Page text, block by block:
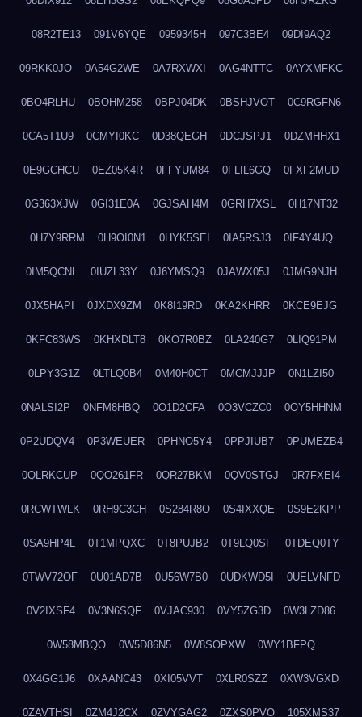
08R2TE13 091V6YQE 0959345H 097C3BE4 09DI9AQ2
09RKK0JO 0A54G2WE 0A7RXWXI 0AG4NTTC 0AYXMFKC
0BO4RLHU 0BOHM258 0BPJ04DK 0BSHJVOT 0C9RGFN6
0CA5T1U9 0CMYI0KC 0D38QEGH 0DCJSPJ1 0DZMHHX1
0E9GCHCU 0EZ05K4R 0FFYUM84 0FLIL6GQ 0FXF2MUD
0G363XJW 0GI31E0A 0GJSAH4M 0GRH7XSL 0H17NT32
0H7Y9RRM 0H9OI0N1 0HYK5SEI 0IA5RSJ3 0IF4Y4UQ
0IM5QCNL 0IUZL33Y 0J6YMSQ9 0JAWX05J 0JMG9NJH
0JX5HAPI 0JXDX9ZM 0K8I19RD 0KA2KHRR 0KCE9EJG
0KFC83WS 0KHXDLT8 0KO7R0BZ 0LA240G7 0LIQ91PM
0LPY3G1Z 0LTLQ0B4 0M40H0CT 0MCMJJJP 0N1LZI50
0NALSI2P 0NFM8HBQ 0O1D2CFA 0O3VCZC0 0OY5HHNM
0P2UDQV4 0P3WEUER 0PHNO5Y4 0PPJIUB7 0PUMEZB4
0QLRKCUP 0QO261FR 0QR27BKM 0QV0STGJ 0R7FXEI4
0RCWTWLK 0RH9C3CH 0S284R8O 0S4IXXQE 0S9E2KPP
0SA9HP4L 0T1MPQXC 0T8PUJB2 0T9LQ0SF 0TDEQ0TY
0TWV72OF 0U01AD7B 0U56W7B0 0UDKWD5I 0UELVNFD
0V2IXSF4 0V3N6SQF 0VJAC930 0VY5ZG3D 0W3LZD86
0W58MBQO 0W5D86N5 0W8SOPXW 0WY1BFPQ
0X4GG1J6 0XAANC43 0XI05VVT 0XLR0SZZ 0XW3VGXD
0ZAVTHSI 0ZM4J2CX 0ZVYGAG2 0ZXS0PVO 105XMS37